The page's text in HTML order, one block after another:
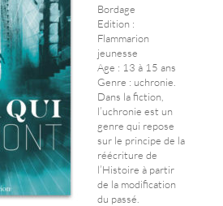
Bordage
Edition :
Flammarion
jeunesse
Age : 13 à 15 ans
Genre : uchronie.
Dans la fiction,
l’uchronie est un
genre qui repose
sur le principe de la
réécriture de
l’Histoire à partir
de la modification
du passé.